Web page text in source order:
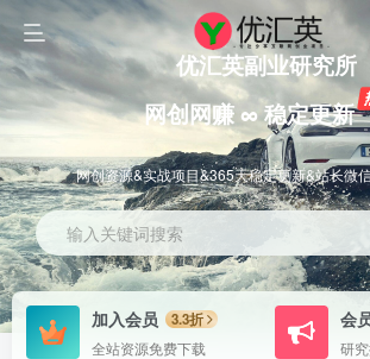
优汇英副业研究所
网创网赚 ∞ 稳定更新
网创资源&实战项目&365天稳定更新&站长微
输入关键词搜索
加入会员
3.3折
全站资源免费下载
会
研